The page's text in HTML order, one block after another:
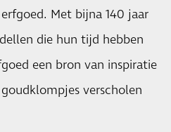
Met bijna 140 jaar
die hun tijd hebben
een bron van inspiratie
verscholen